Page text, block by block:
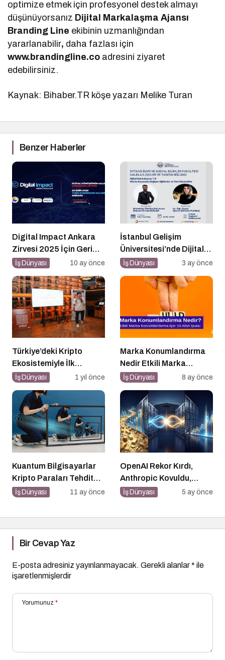
optimize etmek için profesyonel destek almayı
düşünüyorsanız Dijital Markalaşma Ajansı
Branding Line ekibinin uzmanlığından
yararlanabilir, daha fazlası için
www.brandingline.co adresini ziyaret
edebilirsiniz.
Kaynak: Bihaber.TR köşe yazarı Melike Turan
Benzer Haberler
Digital Impact Ankara
Zirvesi 2025 İçin Geri
Sayım!
İş Dünyası 10 ay önce
İstanbul Gelişim
Üniversitesi’nde Dijital
Markalaşma 1.0 Etkinliği
İş Dünyası 3 ay önce
Türkiye’deki Kripto
Ekosistemiyle İlk
Buluşma
İş Dünyası 1 yıl önce
Marka Konumlandırma
Nedir Etkili Marka
Konumlandırma İçin 10
İş Dünyası 8 ay önce
Kuantum Bilgisayarlar
Kripto Paraları Tehdit
Eder mi?
İş Dünyası 11 ay önce
OpenAI Rekor Kırdı,
Anthropic Kovuldu,
Polymarket “Bildi”: Bir
İş Dünyası 5 ay önce
Bir Cevap Yaz
E-posta adresiniz yayınlanmayacak. Gerekli alanlar* ile
işaretlenmişlerdir
Yorumunuz *